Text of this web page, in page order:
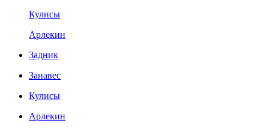
Кулисы
Арлекин
Задник
Занавес
Кулисы
Арлекин